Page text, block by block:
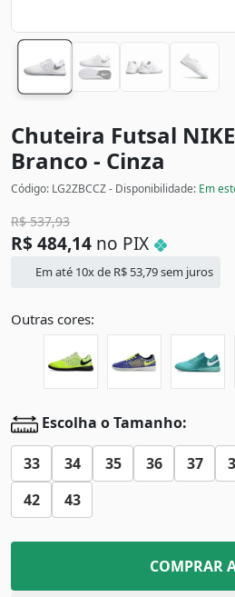
Chuteira Futsal
Branco - Cinza
Código: LG2ZBCCZ - Disponibilidade: Em
R$537,93
R$ 484,14 no PIX
Em até 10x de R$ 53,79sem juros
Outras cores:
Escolha o Tamanho:
33 34 35 36 37
42
43
COMPRAR